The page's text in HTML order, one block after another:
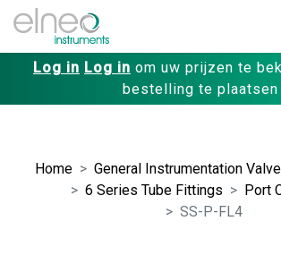
Log in Log in om uw prijzen te
bestelling te plaatsen
Home
General Instrumentation
6 Series Tube Fittings
Port
SS-P-FL4